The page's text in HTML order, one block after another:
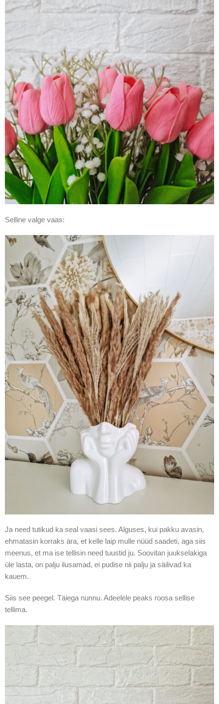
Selline valge vaas:
Ja need tutikud ka seal vaasi sees. Alguses, kui pakku avasin,
ehmatasin korraks ära, et kelle laip mulle nüüd saadeti, aga siis
meenus, et ma ise tellisin need tuustid ju. Soovitan juukselakiga
üle lasta, on palju ilusamad, ei pudise nii palju ja säilivad ka
kauem.
Siis see peegel. Täiega nunnu. Adeelele peaks roosa sellise
tellima.